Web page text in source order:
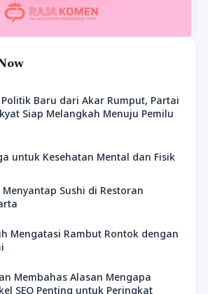
Baru dari Akar Rumput, Partai
Siap Melangkah Menuju Pemilu
untuk Kesehatan Mental dan Fisik
Sushi di Restoran
Mengatasi Rambut Rontok dengan
Membahas Alasan Mengapa
SEO Penting untuk Peringkat